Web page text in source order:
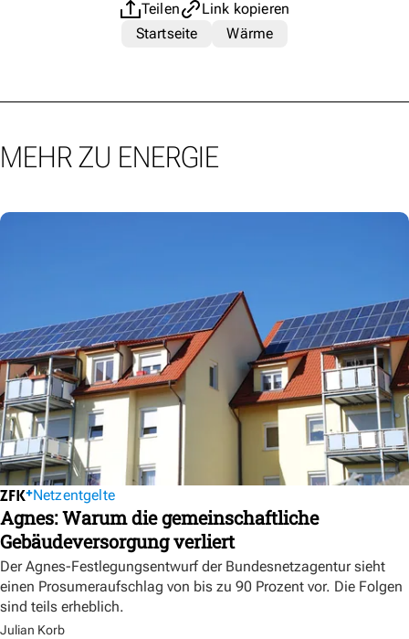
Teilen
Link kopieren
Startseite
Wärme
MEHR ZU ENERGIE
Netzentgelte
Agnes: Warum die gemeinschaftliche
Gebäudeversorgung verliert
Der Agnes-Festlegungsentwurf der Bundesnetzagentur sieht
einen Prosumeraufschlag von bis zu 90 Prozent vor. Die Folgen
sind teils erheblich.
Julian Korb